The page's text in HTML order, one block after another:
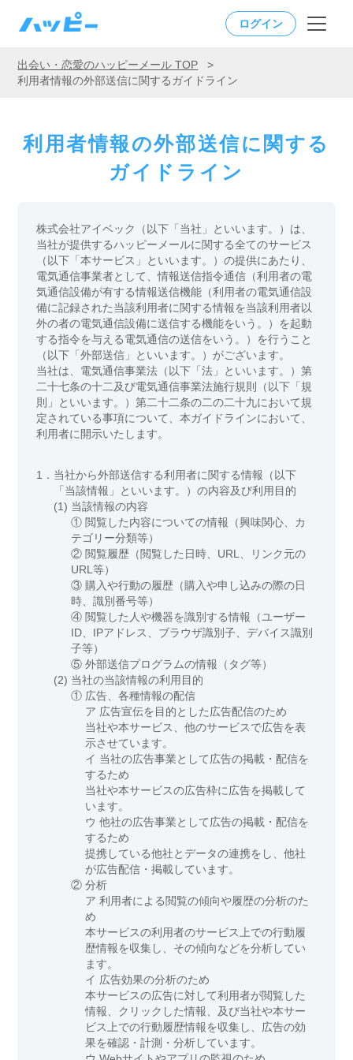
ログイン
出会い・恋愛のハッピーメール TOP
>
利用者情報の外部送信に関するガイドライン
利用者情報の外部送信に関する
ガイドライン
株式会社アイベック（以下「当社」といいます。）は、
当社が提供するハッピーメールに関する全てのサービス
（以下「本サービス」といいます。）の提供にあたり、
電気通信事業者として、情報送信指令通信（利用者の電
気通信設備が有する情報送信機能（利用者の電気通信設
備に記録された当該利用者に関する情報を当該利用者以
外の者の電気通信設備に送信する機能をいう。）を起動
する指令を与える電気通信の送信をいう。）を行うこと
（以下「外部送信」といいます。）がございます。
当社は、電気通信事業法（以下「法」といいます。）第
二十七条の十二及び電気通信事業法施行規則（以下「規
則」といいます。）第二十二条の二の二十九において規
定されている事項について、本ガイドラインにおいて、
利用者に開示いたします。
1． 当社から外部送信する利用者に関する情報（以下
「当該情報」といいます。）の内容及び利用目的
(1) 当該情報の内容
① 閲覧した内容についての情報（興味関心、カ
テゴリー分類等）
② 閲覧履歴（閲覧した日時、URL、リンク元の
URL等）
③ 購入や行動の履歴（購入や申し込みの際の日
時、識別番号等）
④ 閲覧した人や機器を識別する情報（ユーザー
ID、IPアドレス、ブラウザ識別子、デバイス識別
子等）
⑤ 外部送信プログラムの情報（タグ等）
(2) 当社の当該情報の利用目的
① 広告、各種情報の配信
ア 広告宣伝を目的とした広告配信のため
当社や本サービス、他のサービスで広告を表
示させています。
イ 当社の広告事業として広告の掲載・配信を
するため
当社や本サービスの広告枠に広告を掲載して
います。
ウ 他社の広告事業として広告の掲載・配信を
するため
提携している他社とデータの連携をし、他社
が広告配信・掲載しています。
②分析
ア 利用者による閲覧の傾向や履歴の分析のた
め
本サービスの利用者のサービス上での行動履
歴情報を収集し、その傾向などを分析してい
ます。
イ 広告効果の分析のため
本サービスの広告に対して利用者が閲覧した
情報、クリックした情報、及び当社や本サー
ビス上での行動履歴情報を収集し、広告の効
果を確認・計測・分析しています。